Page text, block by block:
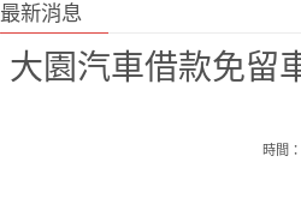
最新消息
大園汽車借款免留
時間